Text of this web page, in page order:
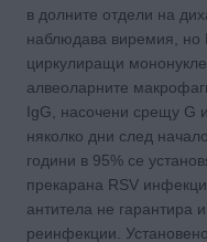
в долните отдели на
наблюдава виремия, но
циркулиращи
алвеоларните
IgG, насочени срещу G
няколко дни след
години в 95% се
прекарана RSV
антитела не гарантира
реинфекции.